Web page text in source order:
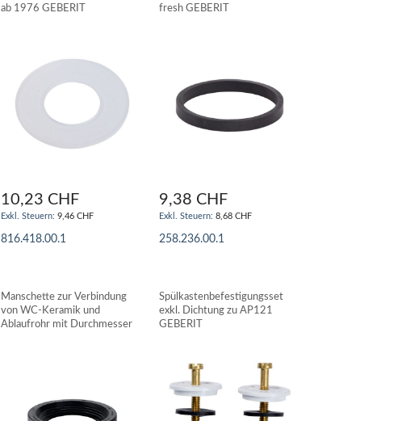
ab 1976 GEBERIT
10,23 CHF
9,46 CHF
816.418.00.1
fresh GEBERIT
9,38 CHF
8,68 CHF
258.236.00.1
Manschette zur Verbindung
von WC-Keramik und
Ablaufrohr mit Durchmesser
Spülkastenbefestigungsset
exkl. Dichtung zu AP121
GEBERIT